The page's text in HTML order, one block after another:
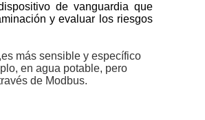
de vanguardia que
y evaluar los riesgos
más sensible y específico
en agua potable, pero
de Modbus.